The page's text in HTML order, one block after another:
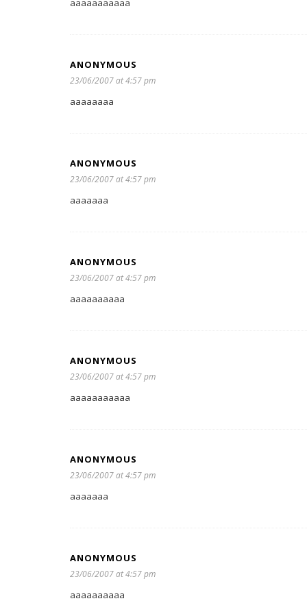
aaaaaaaaaaa
ANONYMOUS
23/06/2007 at 4:57 pm
aaaaaaaa
ANONYMOUS
23/06/2007 at 4:57 pm
aaaaaaa
ANONYMOUS
23/06/2007 at 4:57 pm
aaaaaaaaaa
ANONYMOUS
23/06/2007 at 4:57 pm
aaaaaaaaaaa
ANONYMOUS
23/06/2007 at 4:57 pm
aaaaaaa
ANONYMOUS
23/06/2007 at 4:57 pm
aaaaaaaaaa